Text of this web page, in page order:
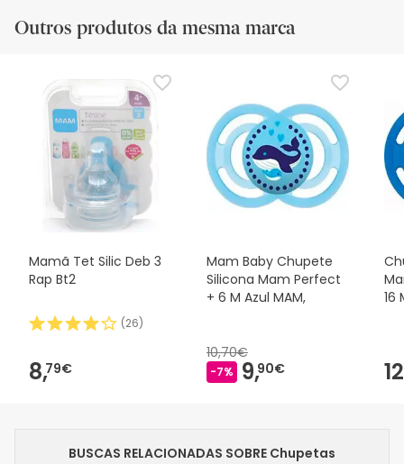
Outros produtos da mesma marca
Mamã Tet Silic Deb 3
Rap Bt2
(26)
8,79€
Mam Baby Chupete
Silicona Mam Perfect
+ 6 M Azul MAM,
10,70€
-7% 9,90€
16
BUSCAS RELACIONADAS SOBRE Chupetas